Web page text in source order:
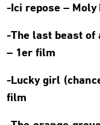
-Ici repose –
-The last beast of
– 1er film
-Lucky girl
film